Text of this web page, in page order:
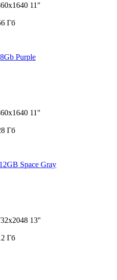
11"
Гб
Purple
11"
Гб
Space Gray
13''
Гб